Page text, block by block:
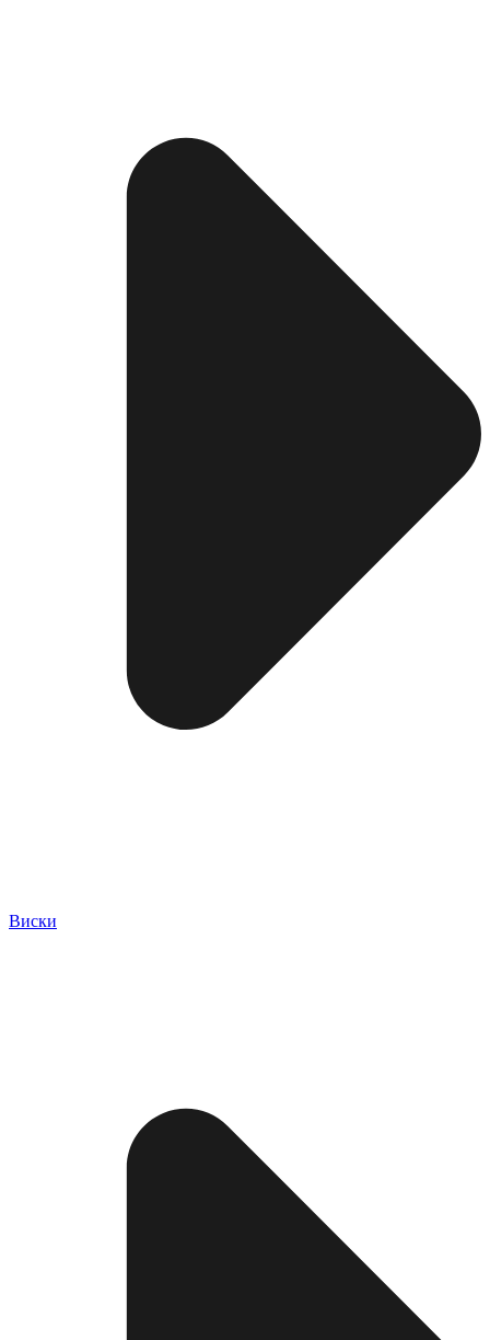
Виски